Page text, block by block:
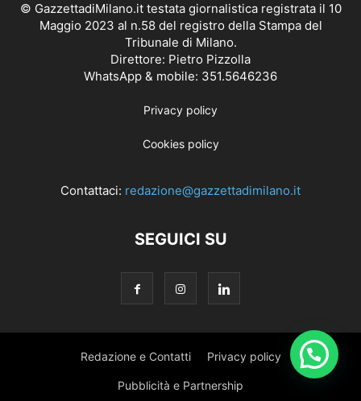
© GazzettadiMilano.it testata giornalistica registrata il 10
Maggio 2023 al n.58 del registro della Stampa del
Tribunale di Milano.
Direttore: Pietro Pizzolla
WhatsApp & mobile: 351.5646236
Privacy policy
Cookies policy
Contattaci: redazione@gazzettadimilano.it
SEGUICI SU
Redazione e Contatti Privacy policy
Pubblicità e Partnership